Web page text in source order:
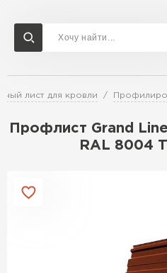
лист для кровли
Профлист Grand
RAL 8004
Сервисы расчета
Расчет штакетника для
Расчет водостока
Расчет фальцевой кровли
Расчет кровли из
ПЕРЕЙТИ